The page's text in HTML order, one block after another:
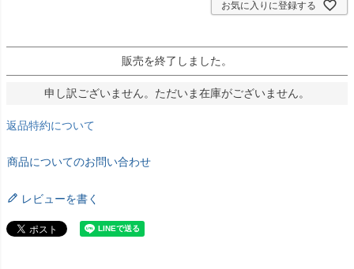
お気に入りに登録する
販売を終了しました。
申し訳ございません。ただいま在庫がございません。
返品特約について
商品についてのお問い合わせ
レビューを書く